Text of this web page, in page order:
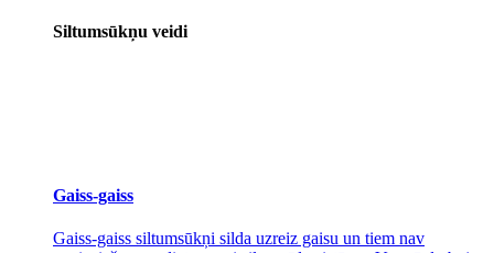
Siltumsūkņu veidi
Gaiss-gaiss
Gaiss-gaiss siltumsūkņi silda uzreiz gaisu un tiem nav